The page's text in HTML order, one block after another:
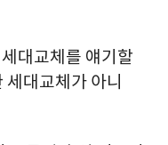
대교체를 얘기할
대교체가 아니